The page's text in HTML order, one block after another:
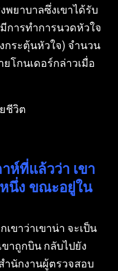
พยาบาลซึ่งเขาได้รับ
การทําการนวดหัวใจ
กระตุ้นหัวใจ) จํานวน
ยโกนเดอร์กล่าวเมื่อ
ห์ที่แล้วว่า เขา
นึ่ง ขณะอยู่ใน
ขาว่าเขาน่า จะเป็น
าถูกบิน กลับไปยัง
านักงานผู้ตรวจสอบ